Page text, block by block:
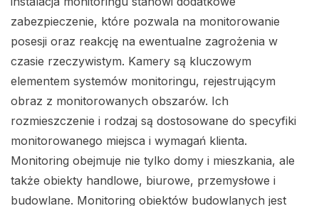
zabezpieczenie, które pozwala na monitorowanie
posesji oraz reakcję na ewentualne zagrożenia w
czasie rzeczywistym. Kamery są kluczowym
elementem systemów monitoringu, rejestrującym
obraz z monitorowanych obszarów. Ich
rozmieszczenie i rodzaj są dostosowane do specyfiki
monitorowanego miejsca i wymagań klienta.
Monitoring obejmuje nie tylko domy i mieszkania, ale
także obiekty handlowe, biurowe, przemysłowe i
budowlane. Monitoring obiektów budowlanych jest